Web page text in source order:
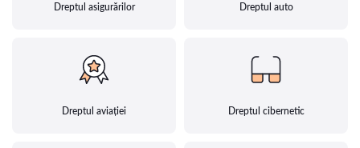
Dreptul asigurărilor Dreptul auto
Dreptul aviației Dreptul cibernetic